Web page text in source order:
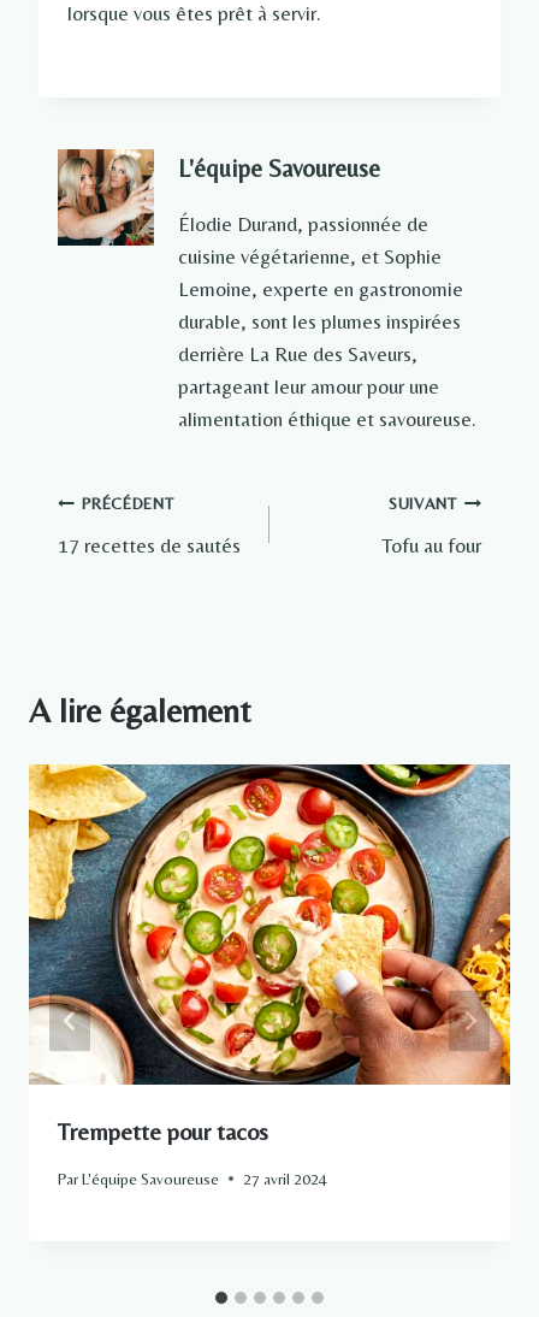
lorsque vous êtes prêt à servir.
L'équipe Savoureuse
Élodie Durand, passionnée de
cuisine végétarienne, et Sophie
Lemoine, experte en gastronomie
durable, sont les plumes inspirées
derrière La Rue des Saveurs,
partageant leur amour pour une
alimentation éthique et savoureuse.
Navigation
de
PRÉCÉDENT
17 recettes de sautés
SUIVANT
Tofu au four
A lire également
Trempette pour tacos
ParL'équipe Savoureuse 27 avril 2024